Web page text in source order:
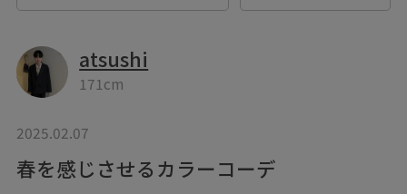
atsushi
171cm
2025.02.07
春を感じさせるカラーコーデ